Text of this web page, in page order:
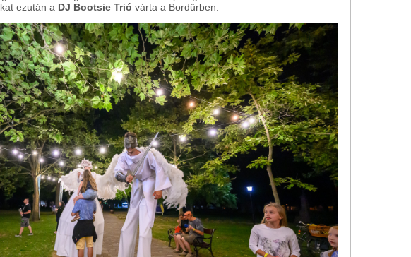
ezután a DJ Bootsie Trió várta a Bordűrben.